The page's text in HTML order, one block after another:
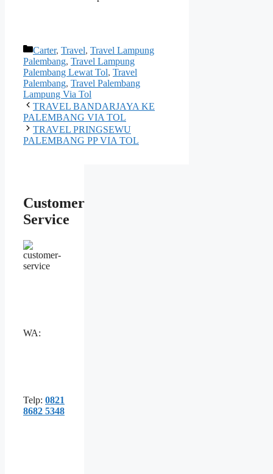
Kategori
Carter, Travel, Travel Lampung
Palembang, Travel Lampung
Palembang Lewat Tol, Travel
Palembang, Travel Palembang
Lampung Via Tol
Navigasi
Tulisan
TRAVEL BANDARJAYA KE
PALEMBANG VIA TOL
TRAVEL PRINGSEWU
PALEMBANG PP VIA TOL
Customer
Service
WA:
Telp: 0821
8682 5348